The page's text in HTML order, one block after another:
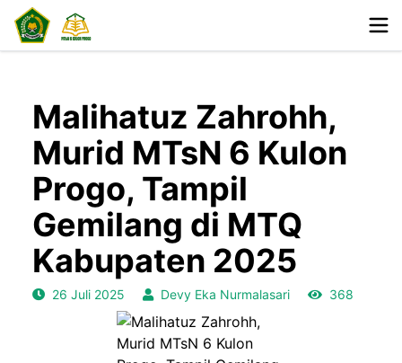
Malihatuz Zahrohh,
Murid MTsN 6 Kulon
Progo, Tampil
Gemilang di MTQ
Kabupaten 2025
26 Juli 2025 Devy Eka Nurmalasari 368